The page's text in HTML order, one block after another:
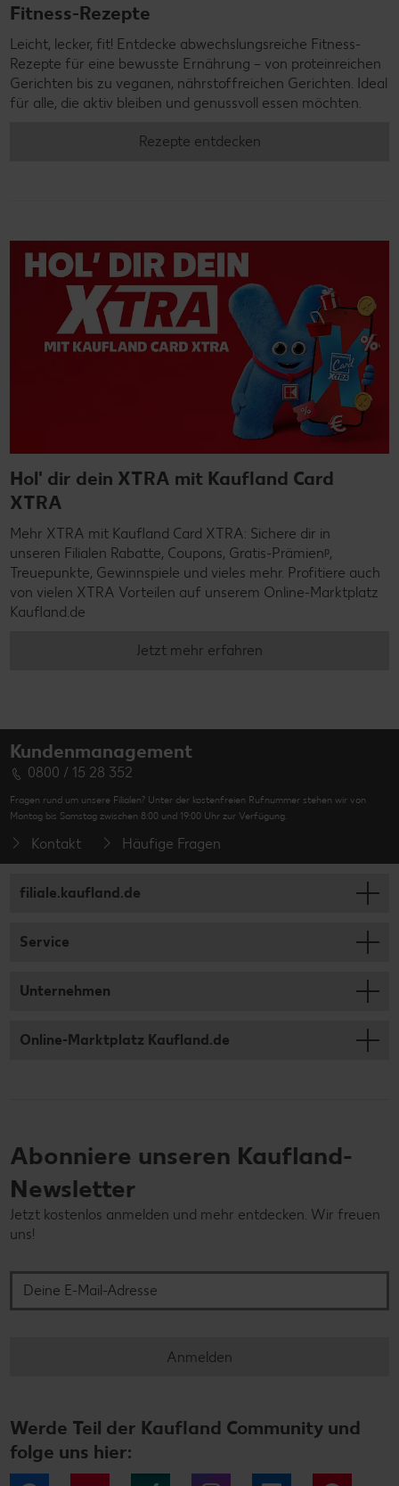
Fitness-Rezepte
Leicht, lecker, fit! Entdecke abwechslungsreiche Fitness-
Rezepte für eine bewusste Ernährung – von proteinreichen
Gerichten bis zu veganen, nährstoffreichen Gerichten. Ideal
für alle, die aktiv bleiben und genussvoll essen möchten.
Rezepte entdecken
Hol' dir dein XTRA mit Kaufland Card
XTRA
Mehr XTRA mit Kaufland Card XTRA: Sichere dir in
unseren Filialen Rabatte, Coupons, Gratis-Prämienᵖ,
Treuepunkte, Gewinnspiele und vieles mehr. Profitiere auch
von vielen XTRA Vorteilen auf unserem Online-Marktplatz
Kaufland.de
Jetzt mehr erfahren
Kundenmanagement
0800 / 15 28 352
Fragen rund um unsere Filialen? Unter der kostenfreien Rufnummer stehen wir von
Montag bis Samstag zwischen 8:00 und 19:00 Uhr zur Verfügung.
Kontakt Häufige Fragen
filiale.kaufland.de
Service
Unternehmen
Online-Marktplatz Kaufland.de
Abonniere unseren Kaufland-
Newsletter
Jetzt kostenlos anmelden und mehr entdecken. Wir freuen
uns!
Anmelden
Werde Teil der Kaufland Community und
folge uns hier: